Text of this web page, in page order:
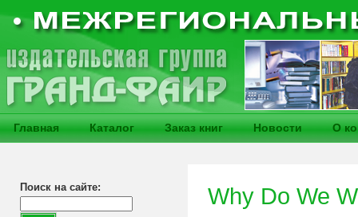
Главная Каталог Заказ книг Новости О
Поиск на сайте: Why Do We